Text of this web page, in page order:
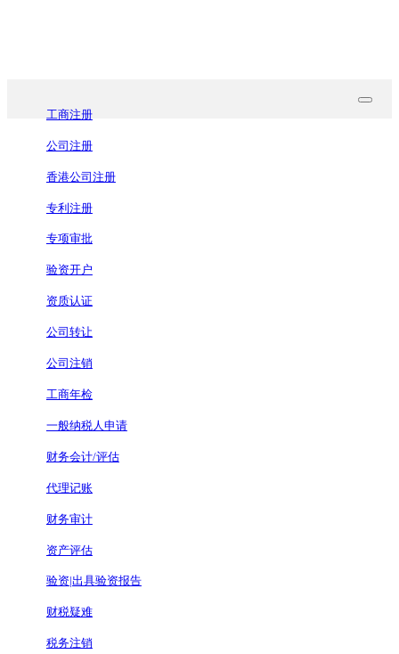
工商注册
公司注册
香港公司注册
专利注册
专项审批
验资开户
资质认证
公司转让
公司注销
工商年检
一般纳税人申请
财务会计/评估
代理记账
财务审计
资产评估
验资|出具验资报告
财税疑难
税务注销